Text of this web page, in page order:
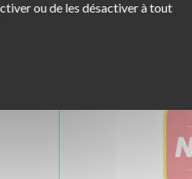
ou de les désactiver à tout